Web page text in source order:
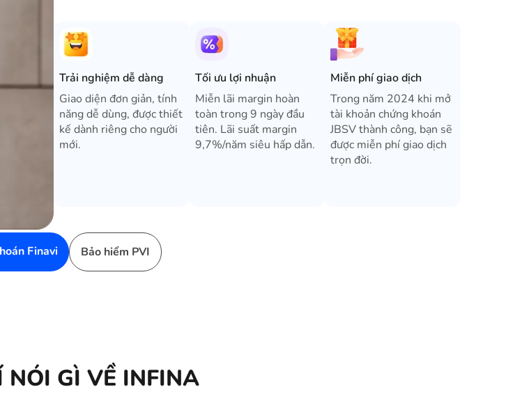
Trải nghiệm dễ dàng
Giao diện đơn giản, tính
năng dễ dùng, được thiết
kế dành riêng cho người
mới.
Tối ưu lợi nhuận
Miễn lãi margin hoàn
toàn trong 9 ngày đầu
tiên. Lãi suất margin
9,7%/năm siêu hấp dẫn.
Miễn phí giao dịch
Trong năm 2024 khi mở
tài khoản chứng khoán
JBSV thành công, bạn sẽ
được miễn phí giao dịch
trọn đời.
Finavi Bảo hiểm PVI
NÓI GÌ VỀ INFINA